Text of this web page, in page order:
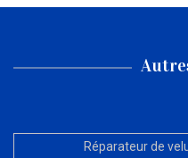
Réparateur de